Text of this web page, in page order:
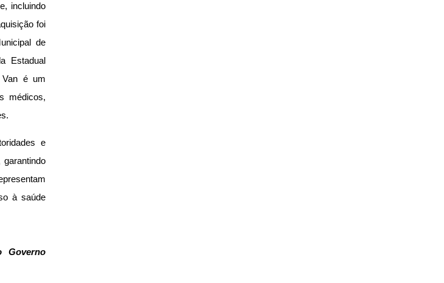
incluindo
foi
de
Estadual
Van é um
médicos,
e
à saúde
Governo